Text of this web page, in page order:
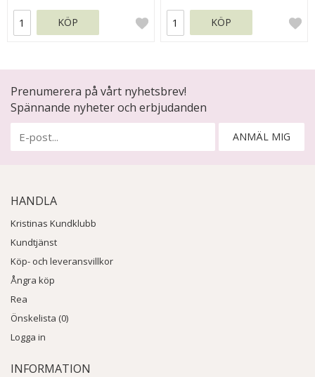
KÖP KÖP
Prenumerera på vårt nyhetsbrev!
Spännande nyheter och erbjudanden
ANMÄL MIG
HANDLA
Kristinas Kundklubb
Kundtjänst
Köp- och leveransvillkor
Ångra köp
Rea
Önskelista (0)
Logga in
INFORMATION